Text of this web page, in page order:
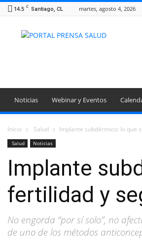
14.5 C Santiago, CL martes, agosto 4, 2026
Portal
Noticias Webinar y Eventos
Inicio Salud Implante subdérmico: lo que
Salud Noticias
Implante
fertilidad y
No engorda “por sí solo”, no
de uno de los métodos